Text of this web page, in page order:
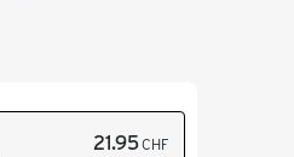
21.95CHF